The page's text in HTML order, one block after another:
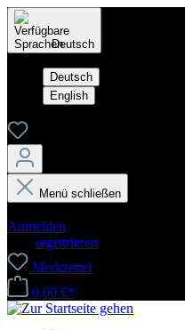
Deutsch
Deutsch
English
Menü schließen
Anmelden
registrieren
Merkzettel
0,00 €*